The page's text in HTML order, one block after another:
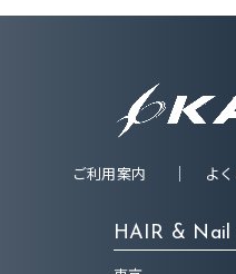
ご利用案内 よ
HAIR & Nail